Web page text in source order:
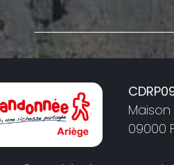
09000